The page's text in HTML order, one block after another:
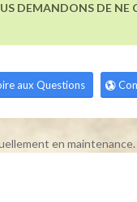
DEMANDONS DE NE
aux Questions
en